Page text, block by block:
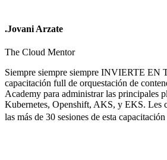
.Jovani Arzate
The Cloud Mentor
Siempre siempre siempre INVIERTE EN
capacitación full de orquestación de
Academy para administrar las principales
Kubernetes, Openshift, AKS, y EKS. Les
las más de 30 sesiones de esta